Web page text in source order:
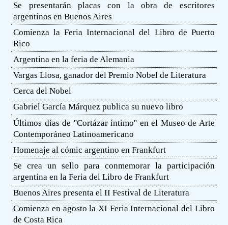
Se presentarán placas con la obra de escritores
argentinos en Buenos Aires
Comienza la Feria Internacional del Libro de Puerto
Rico
Argentina en la feria de Alemania
Vargas Llosa, ganador del Premio Nobel de Literatura
Cerca del Nobel
Gabriel García Márquez publica su nuevo libro
Últimos días de ''Cortázar íntimo'' en el Museo de Arte
Contemporáneo Latinoamericano
Homenaje al cómic argentino en Frankfurt
Se crea un sello para conmemorar la participación
argentina en la Feria del Libro de Frankfurt
Buenos Aires presenta el II Festival de Literatura
Comienza en agosto la XI Feria Internacional del Libro
de Costa Rica